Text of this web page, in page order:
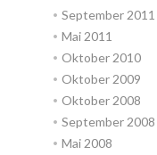
September 2011
Mai 2011
Oktober 2010
Oktober 2009
Oktober 2008
September 2008
Mai 2008